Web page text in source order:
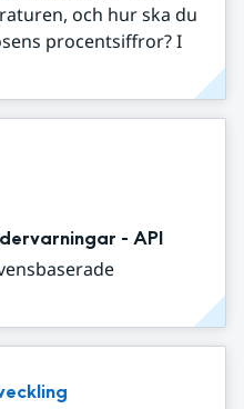
och hur ska du
procentsiffror? I
- API